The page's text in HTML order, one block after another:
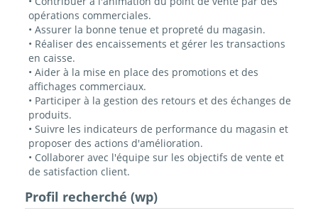
opérations commerciales.
• Assurer la bonne tenue et propreté du magasin.
• Réaliser des encaissements et gérer les transactions
en caisse.
• Aider à la mise en place des promotions et des
affichages commerciaux.
• Participer à la gestion des retours et des échanges de
produits.
• Suivre les indicateurs de performance du magasin et
proposer des actions d'amélioration.
• Collaborer avec l'équipe sur les objectifs de vente et
de satisfaction client.
Profil recherché (wp)